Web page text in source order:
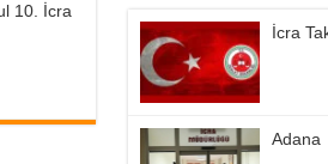
10. İcra
İcra
Adana